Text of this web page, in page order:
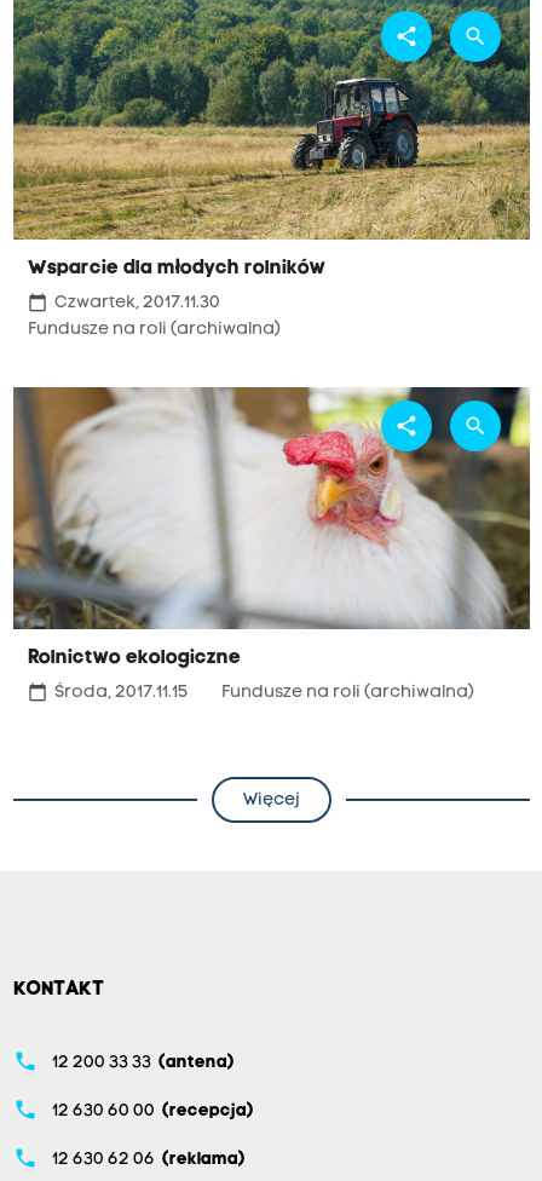
Wsparcie dla młodych rolników
calendar_today Czwartek, 2017.11.30
Fundusze na roli (archiwalna)
share search
Rolnictwo ekologiczne
calendar_today Środa, 2017.11.15 Fundusze na roli (archiwalna)
share search
Więcej
KONTAKT
phone 12 200 33 33 (antena)
phone 12 630 60 00 (recepcja)
phone 12 630 62 06 (reklama)